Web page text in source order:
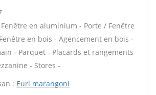
en aluminium - Porte / Fenêtre
en bois - Agencement en bois -
- Parquet - Placards et rangements
- Stores -
: Eurl marangoni